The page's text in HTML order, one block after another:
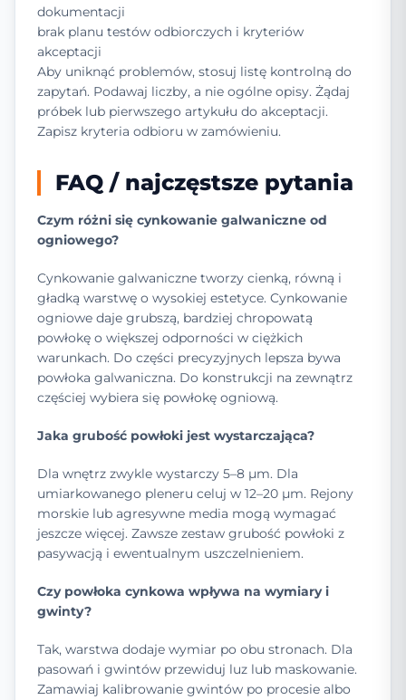
dokumentacji
brak planu testów odbiorczych i kryteriów
akceptacji
Aby uniknąć problemów, stosuj listę kontrolną do
zapytań. Podawaj liczby, a nie ogólne opisy. Żądaj
próbek lub pierwszego artykułu do akceptacji.
Zapisz kryteria odbioru w zamówieniu.
FAQ / najczęstsze pytania
Czym różni się cynkowanie galwaniczne od
ogniowego?
Cynkowanie galwaniczne tworzy cienką, równą i
gładką warstwę o wysokiej estetyce. Cynkowanie
ogniowe daje grubszą, bardziej chropowatą
powłokę o większej odporności w ciężkich
warunkach. Do części precyzyjnych lepsza bywa
powłoka galwaniczna. Do konstrukcji na zewnątrz
częściej wybiera się powłokę ogniową.
Jaka grubość powłoki jest wystarczająca?
Dla wnętrz zwykle wystarczy 5–8 µm. Dla
umiarkowanego pleneru celuj w 12–20 µm. Rejony
morskie lub agresywne media mogą wymagać
jeszcze więcej. Zawsze zestaw grubość powłoki z
pasywacją i ewentualnym uszczelnieniem.
Czy powłoka cynkowa wpływa na wymiary i
gwinty?
Tak, warstwa dodaje wymiar po obu stronach. Dla
pasowań i gwintów przewiduj luz lub maskowanie.
Zamawiaj kalibrowanie gwintów po procesie albo